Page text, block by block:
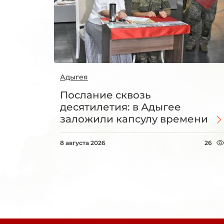
Адыгея
Послание сквозь
десятилетия: в Адыгее
заложили капсулу времени
8 августа 2026 26